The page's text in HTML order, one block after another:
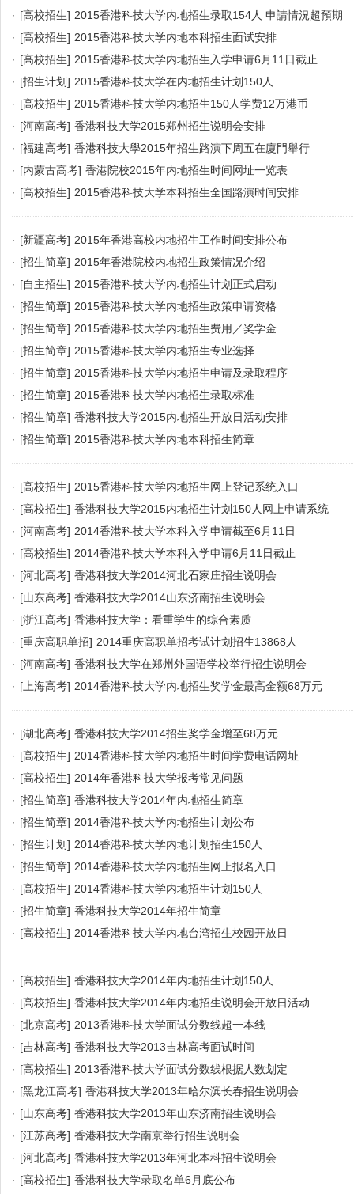
· [高校招生] 2015香港科技大学内地招生录取154人 申請情況超預期
· [高校招生] 2015香港科技大学内地本科招生面试安排
· [高校招生] 2015香港科技大学内地招生入学申请6月11日截止
· [招生计划] 2015香港科技大学在内地招生计划150人
· [高校招生] 2015香港科技大学内地招生150人学费12万港币
· [河南高考] 香港科技大学2015郑州招生说明会安排
· [福建高考] 香港科技大學2015年招生路演下周五在廈門舉行
· [内蒙古高考] 香港院校2015年内地招生时间网址一览表
· [高校招生] 2015香港科技大学本科招生全国路演时间安排
· [新疆高考] 2015年香港高校内地招生工作时间安排公布
· [招生简章] 2015年香港院校内地招生政策情况介绍
· [自主招生] 2015香港科技大学内地招生计划正式启动
· [招生简章] 2015香港科技大学内地招生政策申请资格
· [招生简章] 2015香港科技大学内地招生费用／奖学金
· [招生简章] 2015香港科技大学内地招生专业选择
· [招生简章] 2015香港科技大学内地招生申请及录取程序
· [招生简章] 2015香港科技大学内地招生录取标准
· [招生简章] 香港科技大学2015内地招生开放日活动安排
· [招生简章] 2015香港科技大学内地本科招生简章
· [高校招生] 2015香港科技大学内地招生网上登记系统入口
· [高校招生] 香港科技大学2015内地招生计划150人网上申请系统
· [河南高考] 2014香港科技大学本科入学申请截至6月11日
· [高校招生] 2014香港科技大学本科入学申请6月11日截止
· [河北高考] 香港科技大学2014河北石家庄招生说明会
· [山东高考] 香港科技大学2014山东济南招生说明会
· [浙江高考] 香港科技大学：看重学生的综合素质
· [重庆高职单招] 2014重庆高职单招考试计划招生13868人
· [河南高考] 香港科技大学在郑州外国语学校举行招生说明会
· [上海高考] 2014香港科技大学内地招生奖学金最高金额68万元
· [湖北高考] 香港科技大学2014招生奖学金增至68万元
· [高校招生] 2014香港科技大学内地招生时间学费电话网址
· [高校招生] 2014年香港科技大学报考常见问题
· [招生简章] 香港科技大学2014年内地招生简章
· [招生简章] 2014香港科技大学内地招生计划公布
· [招生计划] 2014香港科技大学内地计划招生150人
· [招生简章] 2014香港科技大学内地招生网上报名入口
· [高校招生] 2014香港科技大学内地招生计划150人
· [招生简章] 香港科技大学2014年招生简章
· [高校招生] 2014香港科技大学内地台湾招生校园开放日
· [高校招生] 香港科技大学2014年内地招生计划150人
· [高校招生] 香港科技大学2014年内地招生说明会开放日活动
· [北京高考] 2013香港科技大学面试分数线超一本线
· [吉林高考] 香港科技大学2013吉林高考面试时间
· [高校招生] 2013香港科技大学面试分数线根据人数划定
· [黑龙江高考] 香港科技大学2013年哈尔滨长春招生说明会
· [山东高考] 香港科技大学2013年山东济南招生说明会
· [江苏高考] 香港科技大学南京举行招生说明会
· [河北高考] 香港科技大学2013年河北本科招生说明会
· [高校招生] 香港科技大学录取名单6月底公布